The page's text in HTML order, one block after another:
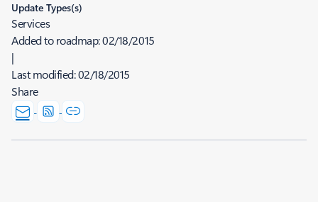
Update Types(s)
Services
Added to roadmap:02/18/2015
|
Last modified:02/18/2015
Share